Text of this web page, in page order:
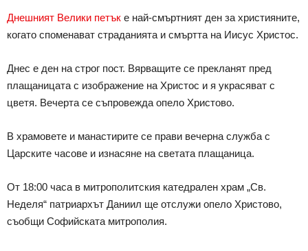
Днешният Велики петък е най-смъртният ден за християните,
когато споменават страданията и смъртта на Иисус Христос.
Днес е ден на строг пост. Вярващите се прекланят пред
плащаницата с изображение на Христос и я украсяват с
цветя. Вечерта се съпровежда опело Христово.
В храмовете и манастирите се прави вечерна служба с
Царските часове и изнасяне на светата плащаница.
От 18:00 часа в митрополитския катедрален храм „Св.
Неделя“ патриархът Даниил ще отслужи опело Христово,
съобщи Софийската митрополия.